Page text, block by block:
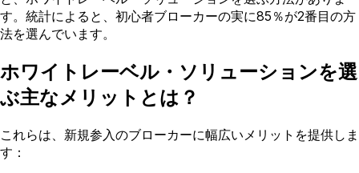
す。統計によると、初心者ブローカーの実に85％が2番目の方
法を選んでいます。
ホワイトレーベル・ソリューションを選
ぶ主なメリットとは？
これらは、新規参入のブローカーに幅広いメリットを提供しま
す：